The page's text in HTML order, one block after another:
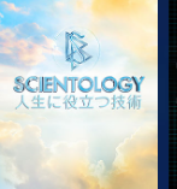
シリーズを探求